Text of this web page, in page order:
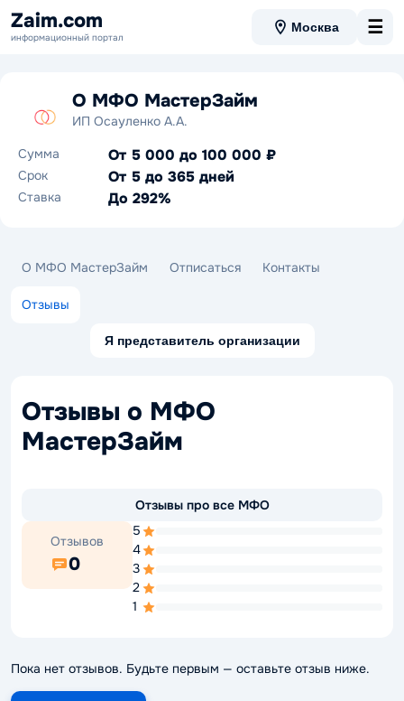
Zaim.com
информационный портал
Москва ☰
О МФО МастерЗайм
ИП Осауленко А.А.
Сумма
От 5 000 до 100 000 ₽
Срок От 5 до 365 дней
Ставка До 292%
О МФО МастерЗайм Отписаться Контакты
Отзывы
Я представитель организации
Отзывы о МФО
МастерЗайм
Отзывы про все МФО
Отзывов
0
5
4
3
2
1
Пока нет отзывов. Будьте первым — оставьте отзыв ниже.